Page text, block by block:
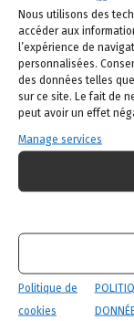
Nous utilisons des
accéder aux
l’expérience de
personnalisées.
des données telles
sur ce site. Le fait de
peut avoir un effet
Manage services
Politique de
cookies
Demande
formulaire
02 523 21
Diagnostic
identifier la
Intervention
produits
Suivi et